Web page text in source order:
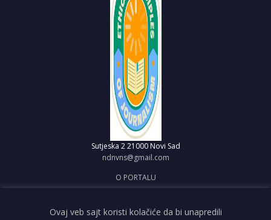
Sutjeska 2 21000 Novi Sad
ndnvns@gmail.com
O PORTALU
OBJAVI VEST
Ovaj veb sajt koristi kolačiće da bi unapredili